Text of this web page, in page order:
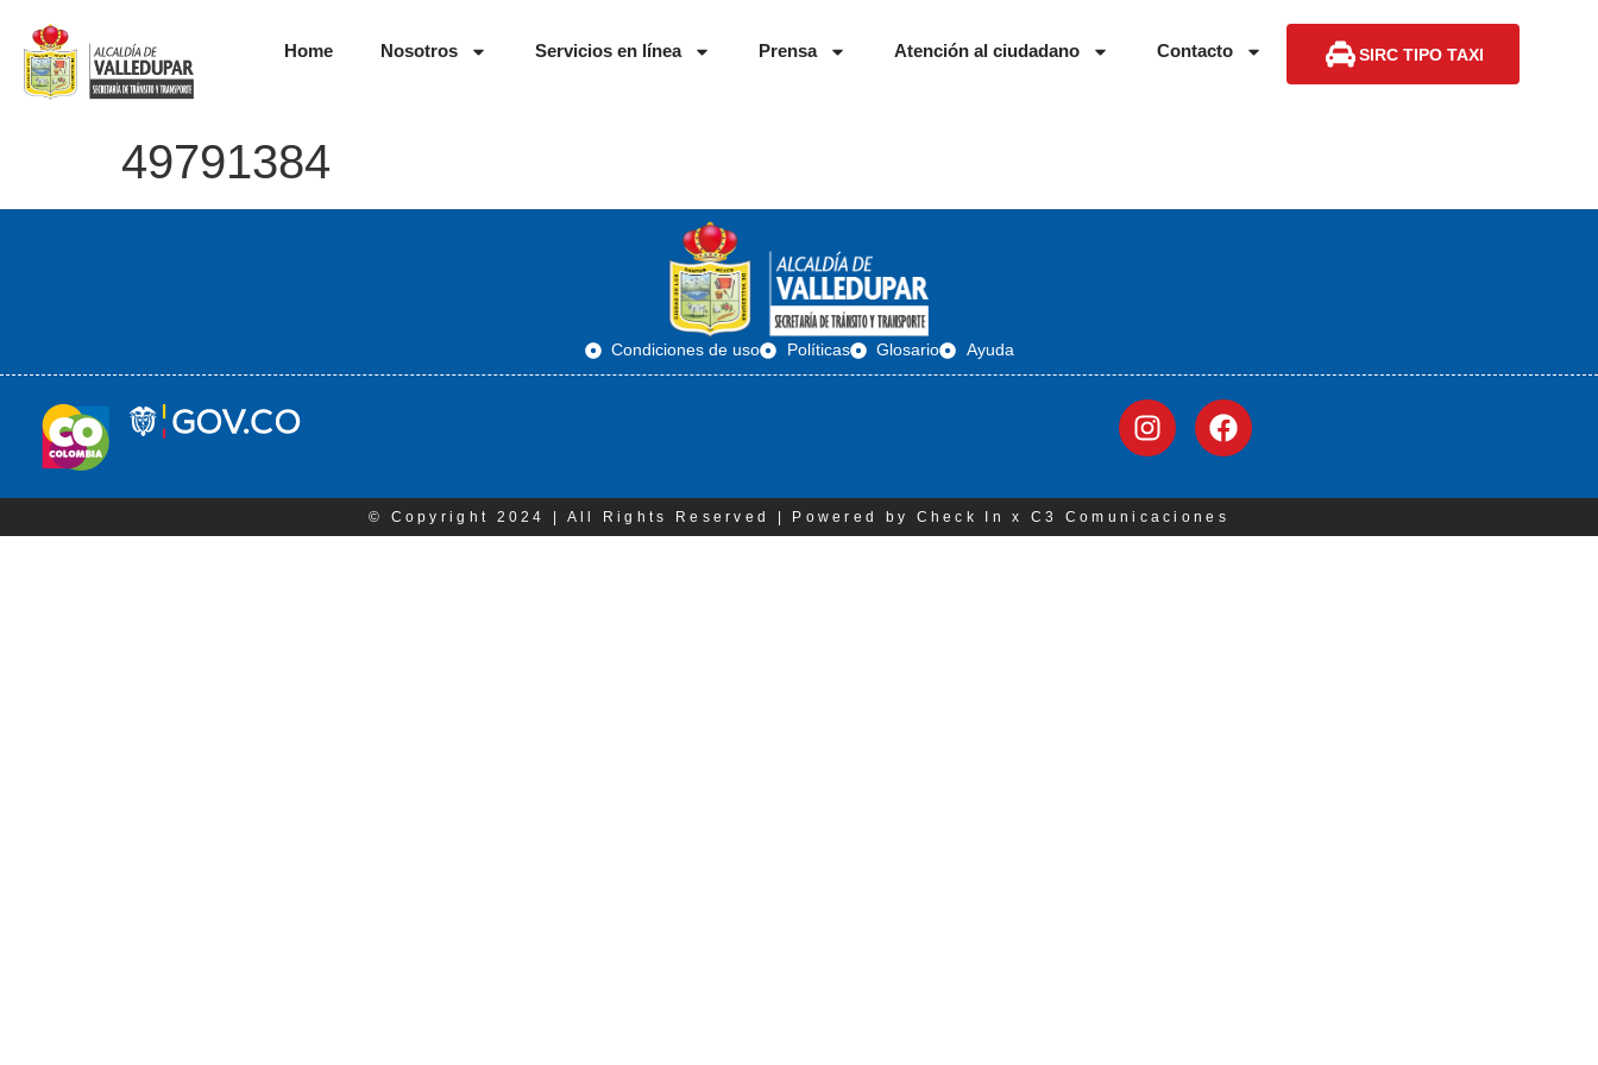
Home Nosotros Servicios en línea Prensa Atención al ciudadano Contacto SIRC TIPO TAXI
49791384
Condiciones de uso Políticas Glosario Ayuda
© Copyright 2024 | All Rights Reserved | Powered by Check In x C3 Comunicaciones